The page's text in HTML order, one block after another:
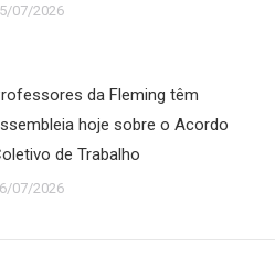
07/2026
da Fleming têm
hoje sobre o Acordo
de Trabalho
07/2026